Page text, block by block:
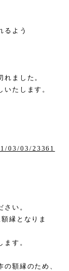
るよう
ました。
たします。
03/03/23361
い。
縁となりま
す。
額縁のため、